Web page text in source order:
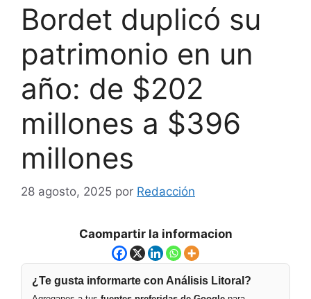
Bordet duplicó su
patrimonio en un
año: de $202
millones a $396
millones
28 agosto, 2025 por Redacción
Caompartir la informacion
¿Te gusta informarte con Análisis Litoral?